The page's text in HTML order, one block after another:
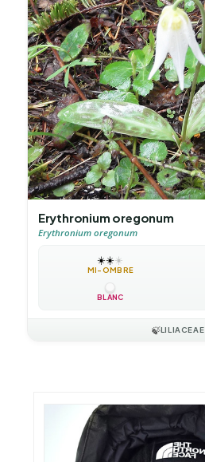
Erythronium oregonum
Erythronium oregonum
☀️☀️☀️
MI-OMBRE
BLANC
🍃LILIACEAE